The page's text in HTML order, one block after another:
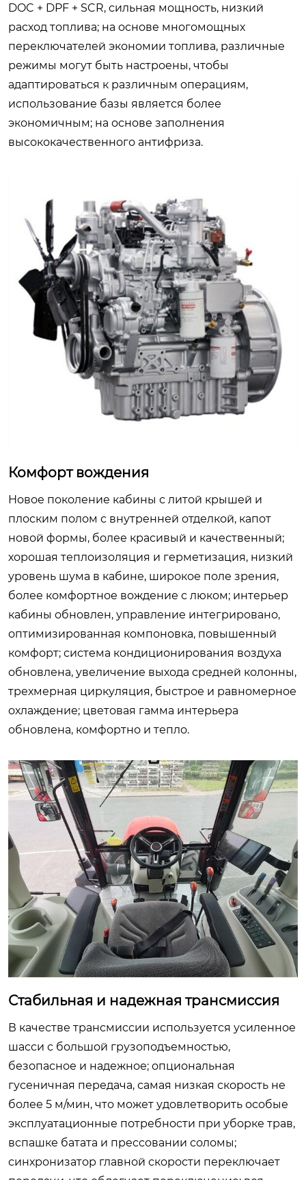
DOC + DPF + SCR, сильная мощность, низкий
расход топлива; на основе многомощных
переключателей экономии топлива, различные
режимы могут быть настроены, чтобы
адаптироваться к различным операциям,
использование базы является более
экономичным; на основе заполнения
высококачественного антифриза.
Комфорт вождения
Новое поколение кабины с литой крышей и
плоским полом с внутренней отделкой, капот
новой формы, более красивый и качественный;
хорошая теплоизоляция и герметизация, низкий
уровень шума в кабине, широкое поле зрения,
более комфортное вождение с люком; интерьер
кабины обновлен, управление интегрировано,
оптимизированная компоновка, повышенный
комфорт; система кондиционирования воздуха
обновлена, увеличение выхода средней колонны,
трехмерная циркуляция, быстрое и равномерное
охлаждение; цветовая гамма интерьера
обновлена, комфортно и тепло.
Стабильная и надежная трансмиссия
В качестве трансмиссии используется усиленное
шасси с большой грузоподъемностью,
безопасное и надежное; опциональная
гусеничная передача, самая низкая скорость не
более 5 м/мин, что может удовлетворить особые
эксплуатационные потребности при уборке трав,
вспашке батата и прессовании соломы;
синхронизатор главной скорости переключает